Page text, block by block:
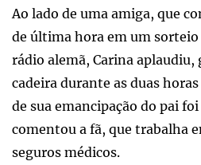
Ao lado de uma amiga, que
de última hora em um
rádio alemã, Carina aplaudiu,
cadeira durante as duas
de sua emancipação do pai
comentou a fã, que trabalha
seguros médicos.